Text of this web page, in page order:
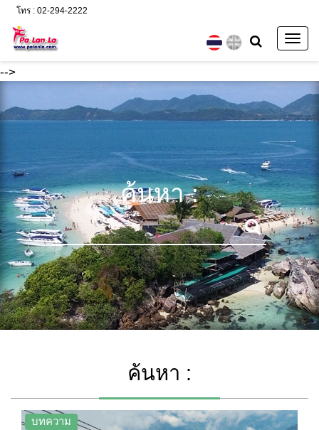
-->
โทร : 02-294-2222
ค้นหา :
ค้นหา :
บทความ